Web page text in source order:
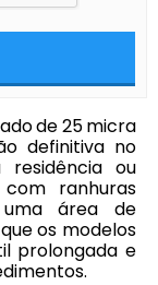
de 25 micra
definitiva no
ou
ranhuras
uma área de
os modelos
prolongada e